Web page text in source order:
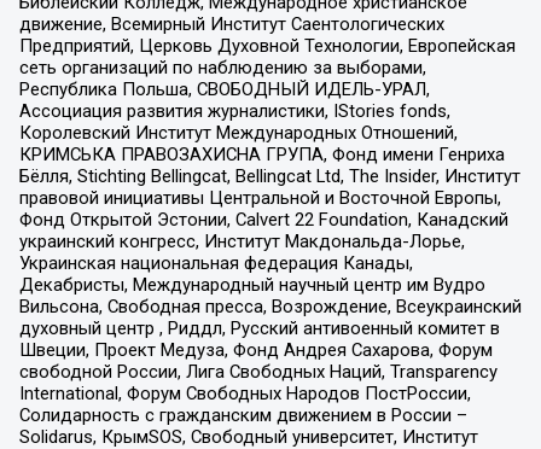
движение, Всемирный Институт Саентологических
Предприятий, Церковь Духовной Технологии, Европейская
сеть организаций по наблюдению за выборами,
Республика Польша, СВОБОДНЫЙ ИДЕЛЬ-УРАЛ,
Ассоциация развития журналистики, IStories fonds,
Королевский Институт Международных Отношений,
КРИМСЬКА ПРАВОЗАХИСНА ГРУПА, Фонд имени Генриха
Бёлля, Stichting Bellingcat, Bellingcat Ltd, The Insider, Институт
правовой инициативы Центральной и Восточной Европы,
Фонд Открытой Эстонии, Calvert 22 Foundation, Канадский
украинский конгресс, Институт Макдональда-Лорье,
Украинская национальная федерация Канады,
Декабристы, Международный научный центр им Вудро
Вильсона, Свободная пресса, Возрождение, Всеукраинский
духовный центр , Риддл, Русский антивоенный комитет в
Швеции, Проект Медуза, Фонд Андрея Сахарова, Форум
свободной России, Лига Свободных Наций, Transparеncy
International, Форум Свободных Народов ПостРоссии,
Солидарность с гражданским движением в России –
Solidarus, КрымSOS, Свободный университет, Институт